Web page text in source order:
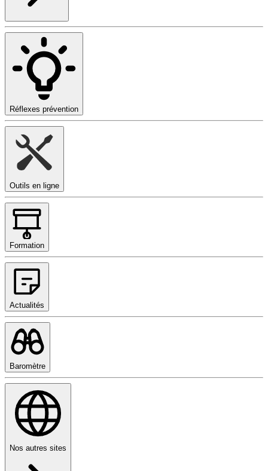
Réflexes prévention
Outils en ligne
Formation
Actualités
Baromètre
Nos autres sites